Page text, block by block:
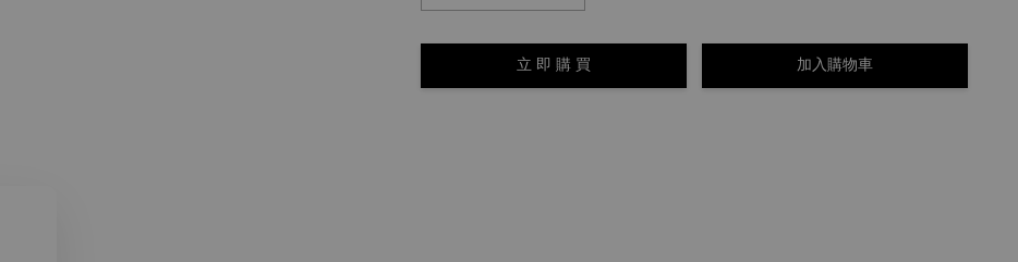
立 即 購 買 加入購物車